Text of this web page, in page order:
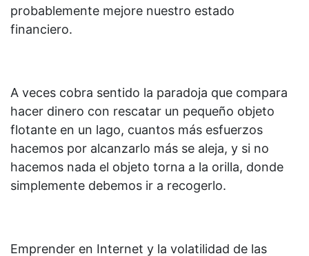
probablemente mejore nuestro estado
financiero.
A veces cobra sentido la paradoja que compara
hacer dinero con rescatar un pequeño objeto
flotante en un lago, cuantos más esfuerzos
hacemos por alcanzarlo más se aleja, y si no
hacemos nada el objeto torna a la orilla, donde
simplemente debemos ir a recogerlo.
Emprender en Internet y la volatilidad de las